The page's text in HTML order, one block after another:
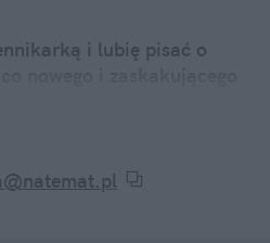
i lubię pisać o
wypowiedzi, a
codziennego znanych
i informuję o nich w